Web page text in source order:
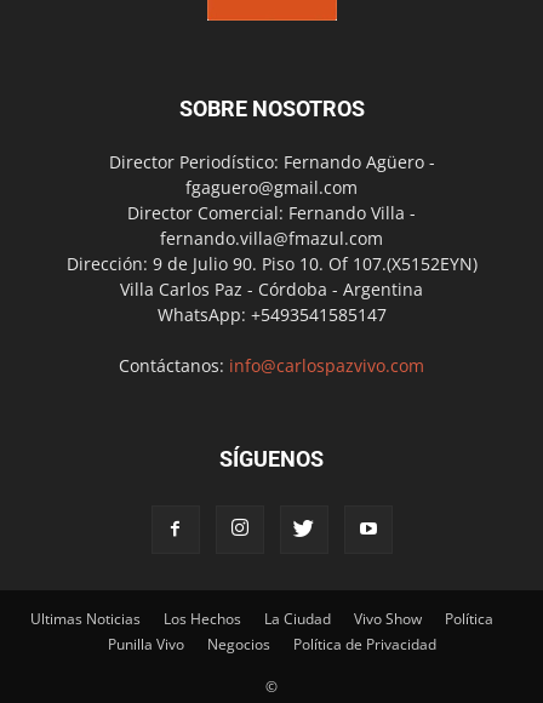
SOBRE NOSOTROS
Director Periodístico: Fernando Agüero -
fgaguero@gmail.com
Director Comercial: Fernando Villa -
fernando.villa@fmazul.com
Dirección: 9 de Julio 90. Piso 10. Of 107.(X5152EYN)
Villa Carlos Paz - Córdoba - Argentina
WhatsApp: +5493541585147
Contáctanos: info@carlospazvivo.com
SÍGUENOS
Ultimas Noticias Los Hechos La Ciudad Vivo Show
Política
Punilla Vivo
Negocios Política de Privacidad
©